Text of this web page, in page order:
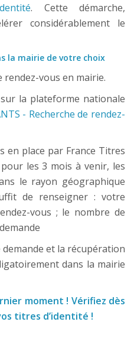
. Cette démarche,
considérablement le
la mairie de votre choix
vous en mairie.
la plateforme nationale
- Recherche de rendez-
en place par France Titres
les 3 mois à venir, les
le rayon géographique
de renseigner : votre
vous ; le nombre de
et la récupération
dans la mairie
moment ! Vérifiez dès
titres d’identité !